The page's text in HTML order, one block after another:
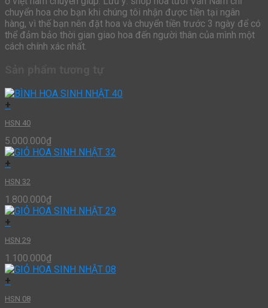
chuyển hoa cho bạn khi chúng tôi nhận được tiền tại ngân
hàng, vì thế bạn nên đặt hoa và chuyển tiền trước 3 ngày để có
thể đảm bảo thời gian giao hoa đến người thân của mình một
cách chính xác nhất.
+
HSN 40
5.000.000₫
+
HSN 32
1.800.000₫
+
HSN 29
1.100.000₫
+
HSN 08